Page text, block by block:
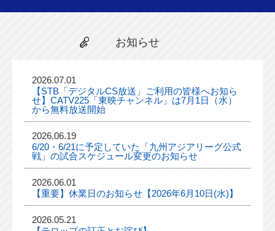
お知らせ
2026.07.01
【STB「デジタルCS放送」ご利用の皆様へお知ら
せ】CATV225「東映チャンネル」は7月1日（水）
から無料放送開始
2026.06.19
6/20・6/21に予定していた「九州アジアリーグ公式
戦」の試合スケジュール変更のお知らせ
2026.06.01
【重要】休業日のお知らせ【2026年6月10日(水)】
2026.05.21